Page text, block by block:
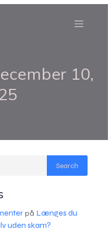
10,
Search
på Længes du
uden skam?